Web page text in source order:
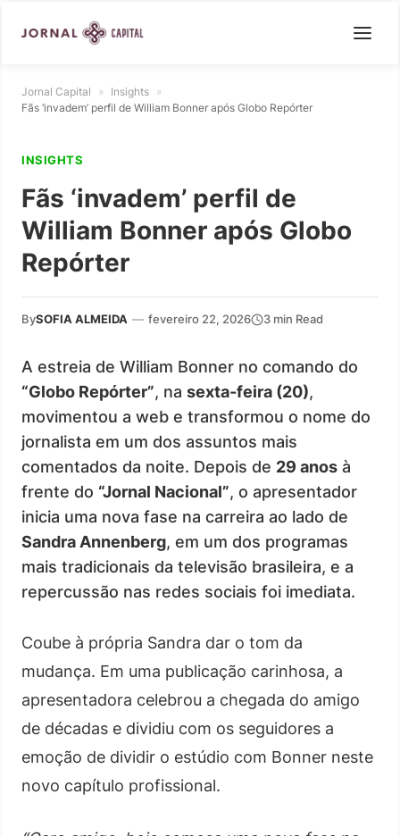
Jornal Capital » Insights »
Fãs ‘invadem’ perfil de William Bonner após Globo Repórter
INSIGHTS
Fãs ‘invadem’ perfil de
William Bonner após Globo
Repórter
BySOFIA ALMEIDA — fevereiro 22, 2026 3 min Read
A estreia de William Bonner no comando do
“Globo Repórter”, na sexta-feira (20),
movimentou a web e transformou o nome do
jornalista em um dos assuntos mais
comentados da noite. Depois de 29 anos à
frente do “Jornal Nacional”, o apresentador
inicia uma nova fase na carreira ao lado de
Sandra Annenberg, em um dos programas
mais tradicionais da televisão brasileira, e a
repercussão nas redes sociais foi imediata.
Coube à própria Sandra dar o tom da
mudança. Em uma publicação carinhosa, a
apresentadora celebrou a chegada do amigo
de décadas e dividiu com os seguidores a
emoção de dividir o estúdio com Bonner neste
novo capítulo profissional.